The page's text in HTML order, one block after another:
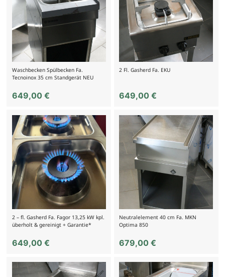
Waschbecken Spülbecken Fa.
Tecnoinox 35 cm Standgerät NEU
649,00 €
2 Fl. Gasherd Fa. EKU
649,00€
2 – fl. Gasherd Fa. Fagor 13,25 kW kpl.
überholt & gereinigt + Garantie*
649,00 €
Neutralelement 40 cm Fa. MKN
Optima 850
679,00€